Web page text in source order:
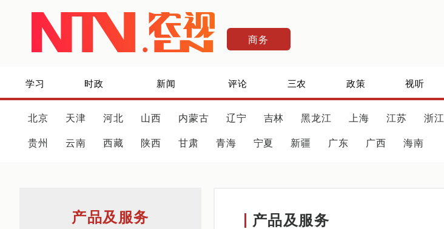
商务
学习 时政 新闻 评论 三农 政策 视听
北京 天津 河北 山西 内蒙古 辽宁 吉林 黑龙江 上海 江苏 浙江
贵州 云南 西藏 陕西 甘肃 青海 宁夏 新疆 广东 广西 海南
产品及服务 产品及服务